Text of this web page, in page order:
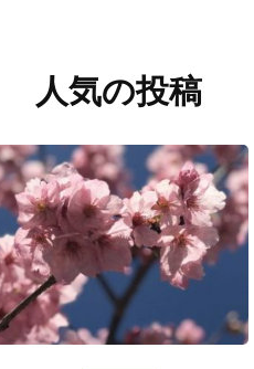
人気の投稿